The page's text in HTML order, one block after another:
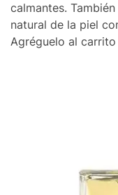
calmantes.
natural de la piel
Agréguelo al carrito